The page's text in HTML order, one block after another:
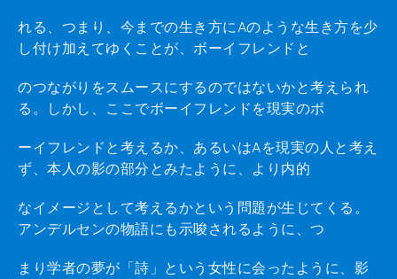
れる、つまり、今までの生き方にAのような生き方を少
し付け加えてゆくことが、ボーイフレンドと
のつながりをスムースにするのではないかと考えられ
る。しかし、ここでボーイフレンドを現実のボ
ーイフレンドと考えるか、あるいはAを現実の人と考え
ず、本人の影の部分とみたように、より内的
なイメージとして考えるかという問題が生じてくる。
アンデルセンの物語にも示唆されるように、つ
まり学者の夢が「詩」という女性に会ったように、影